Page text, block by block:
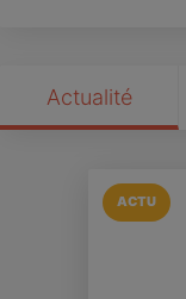
Actualité
ACTU